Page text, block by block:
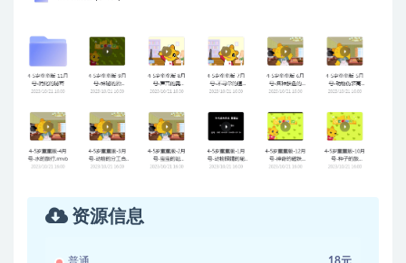
资源信息